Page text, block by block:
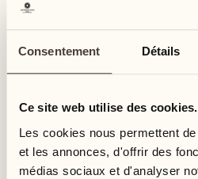
Consentement Détails
Ce site web utilise des cookies.
Les cookies nous permettent
et les annonces, d'offrir des
médias sociaux et d'analyser